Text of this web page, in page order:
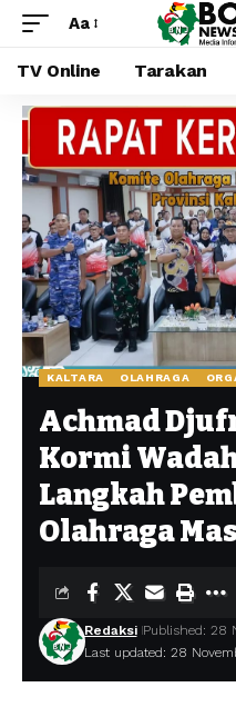
Aa
TV Online Tarakan
KALTARA OLAHRAGA
Achmad
Kormi
Langkah
Olahraga
Last updated: 28
Redaksi Published: 28